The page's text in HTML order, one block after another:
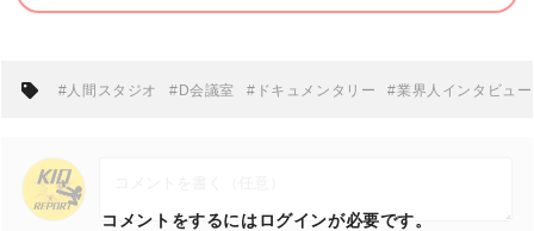
#人間スタジオ #D会議室 #ドキュメンタリー #業界人インタビュー
コメントをするにはログインが必要です。